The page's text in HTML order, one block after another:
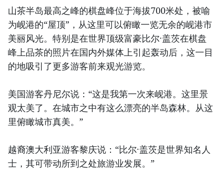
山茶半岛最高之峰的棋盘峰位于海拔700米处，被喻
为岘港的“屋顶”，从这里可以俯瞰一览无余的岘港市
美丽风光。特别是在世界顶级富豪比尔·盖茨在棋盘
峰上品茶的照片在国内外媒体上引起轰动后，这一目
的地吸引了更多游客前来观光游览。
美国游客丹尼尔说：“这是我第一次来岘港。这里景
观太美了。在城市之中有这么漂亮的半岛森林。从这
里俯瞰城市真美。”
越裔澳大利亚游客黎庆说：“比尔·盖茨是世界知名人
士，其可带动所到之处旅游业发展。”